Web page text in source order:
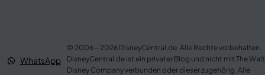
WhatsApp
© 2006 – 2026 DisneyCentral.de. Alle Rechte vorbehalten.
DisneyCentral.de ist ein privater Blog und nicht mit The Walt
Disney Company verbunden oder dieser zugehörig. Alle